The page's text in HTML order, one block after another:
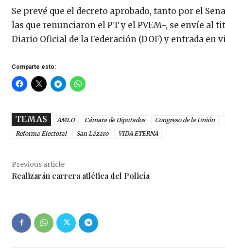
Se prevé que el decreto aprobado, tanto por el
las que renunciaron el PT y el PVEM-, se envíe al
Diario Oficial de la Federación (DOF) y entrada en
Comparte esto:
TEMAS AMLO Cámara de Diputados Congreso de la Unión
Reforma Electoral
San Lázaro VIDA ETERNA
Previous article
Realizarán carrera atlética del Policía